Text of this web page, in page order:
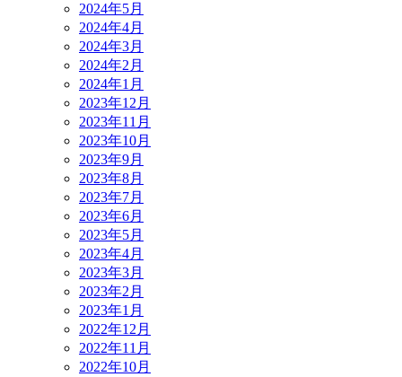
2024年5月
2024年4月
2024年3月
2024年2月
2024年1月
2023年12月
2023年11月
2023年10月
2023年9月
2023年8月
2023年7月
2023年6月
2023年5月
2023年4月
2023年3月
2023年2月
2023年1月
2022年12月
2022年11月
2022年10月